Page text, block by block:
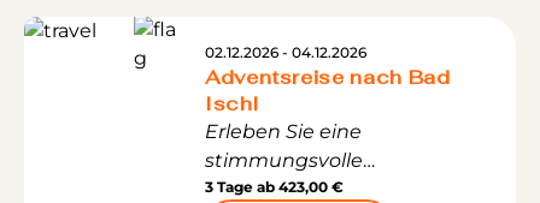
perfekte Kulisse für einen der
traditionsreichsten
Weihnachtsmärkte
Deutschlands.
02.12.2026 - 04.12.2026
Adventsreise nach Bad
Ischl
Erleben Sie eine
stimmungsvolle
Vorweihnachtszeit auf dieser
3 Tage ab 423,00 €